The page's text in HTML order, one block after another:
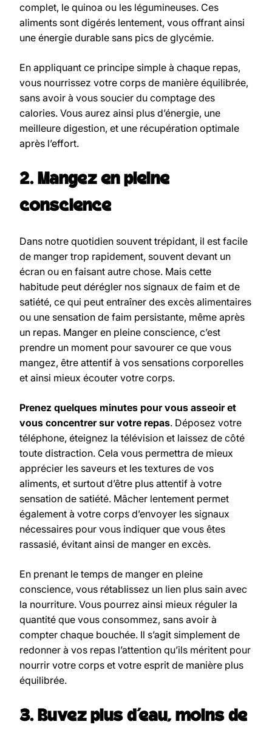
complet, le quinoa ou les légumineuses. Ces
aliments sont digérés lentement, vous offrant ainsi
une énergie durable sans pics de glycémie.
En appliquant ce principe simple à chaque repas,
vous nourrissez votre corps de manière équilibrée,
sans avoir à vous soucier du comptage des
calories. Vous aurez ainsi plus d’énergie, une
meilleure digestion, et une récupération optimale
après l’effort.
2. Mangez en pleine
conscience
Dans notre quotidien souvent trépidant, il est facile
de manger trop rapidement, souvent devant un
écran ou en faisant autre chose. Mais cette
habitude peut dérégler nos signaux de faim et de
satiété, ce qui peut entraîner des excès alimentaires
ou une sensation de faim persistante, même après
un repas. Manger en pleine conscience, c’est
prendre un moment pour savourer ce que vous
mangez, être attentif à vos sensations corporelles
et ainsi mieux écouter votre corps.
Prenez quelques minutes pour vous asseoir et
vous concentrer sur votre repas. Déposez votre
téléphone, éteignez la télévision et laissez de côté
toute distraction. Cela vous permettra de mieux
apprécier les saveurs et les textures de vos
aliments, et surtout d’être plus attentif à votre
sensation de satiété. Mâcher lentement permet
également à votre corps d’envoyer les signaux
nécessaires pour vous indiquer que vous êtes
rassasié, évitant ainsi de manger en excès.
En prenant le temps de manger en pleine
conscience, vous rétablissez un lien plus sain avec
la nourriture. Vous pourrez ainsi mieux réguler la
quantité que vous consommez, sans avoir à
compter chaque bouchée. Il s’agit simplement de
redonner à vos repas l’attention qu’ils méritent pour
nourrir votre corps et votre esprit de manière plus
équilibrée.
3. Buvez plus d’eau, moins de